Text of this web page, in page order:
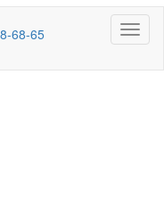
Меню
68-65